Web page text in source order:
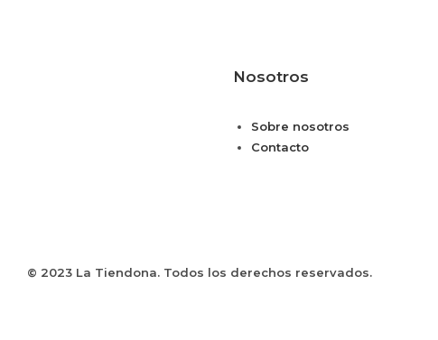
Nosotros
Sobre nosotros
Contacto
© 2023 La Tiendona. Todos los derechos reservados.